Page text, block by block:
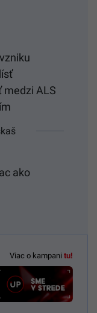
medzi ALS
ako
Viac o kampani tu!